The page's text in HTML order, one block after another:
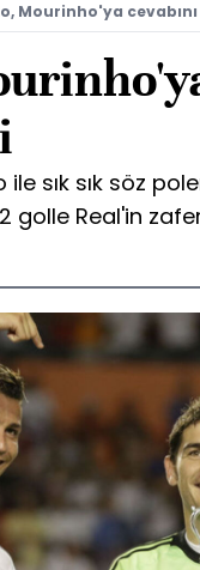
Mourinho'ya
sık sık söz
golle Real'in